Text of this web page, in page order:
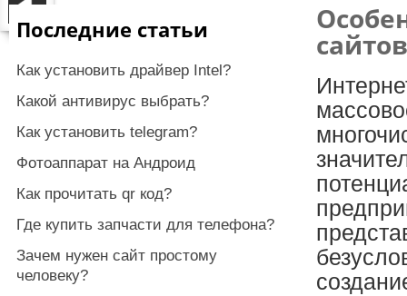
сайтов
Последние статьи
Как установить драйвер Intel?
Какой антивирус выбрать?
Как установить telegram?
Фотоаппарат на Андроид
Как прочитать qr код?
Где купить запчасти для телефона?
Зачем нужен сайт простому
человеку?